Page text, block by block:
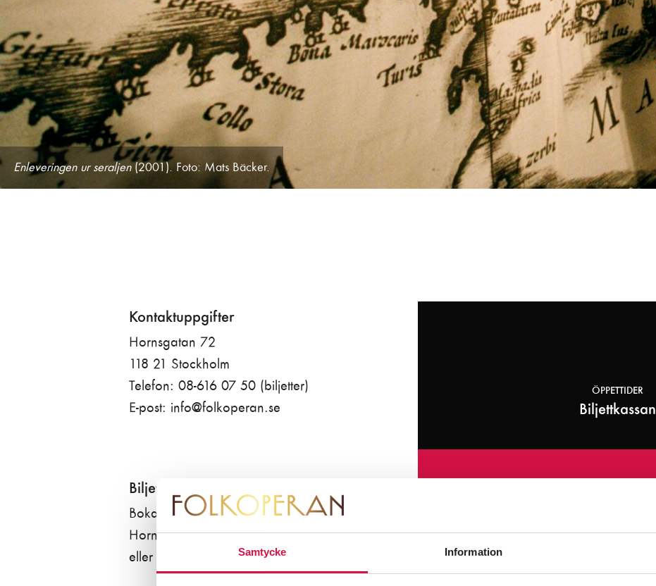
Samtycke Information
Enleveringen ur seraljen(2001). Foto: Mats Bäcker.
Kontaktuppgifter
Hornsgatan 72
118 21 Stockholm
Telefon: 08-616 07 50 (biljetter)
E-post: info@folkoperan.se
ÖPPETTIDER
Biljettkassan
Biljettbokning
Boka biljetter i Folkoperans biljettkassa på
Hornsgatan 72, på telefon 08-616 07 50
eller via webbshopen.
FOLKOPERANS NYHETSBREV
Information om premiärer, evenemang och